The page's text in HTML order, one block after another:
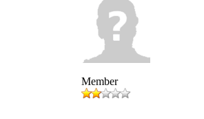
Member